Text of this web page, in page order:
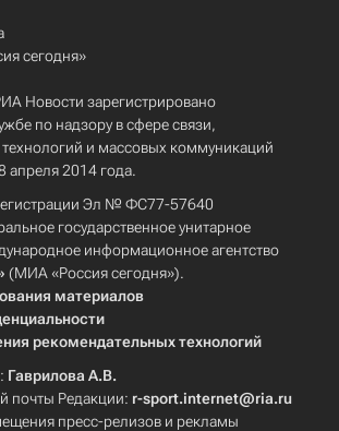
сегодня»
Новости зарегистрировано
по надзору в сфере связи,
и массовых коммуникаций
апреля 2014 года.
Эл № ФС77-57640
государственное унитарное
информационное агентство
(МИА «Россия сегодня»).
материалов
рекомендательных технологий
Гаврилова А.В.
почты Редакции: r-sport.internet@ria.ru
пресс-релизов и рекламы